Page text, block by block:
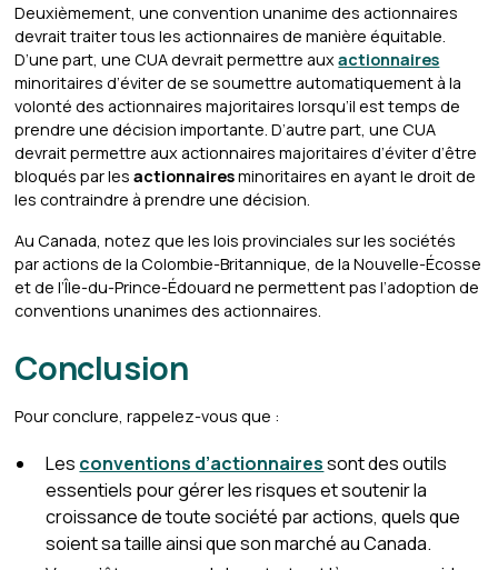
Deuxièmement, une convention unanime des actionnaires
devrait traiter tous les actionnaires de manière équitable.
D’une part, une CUA devrait permettre auxactionnaires
minoritaires d’éviter de se soumettre automatiquement à la
volonté des actionnaires majoritaires lorsqu’il est temps de
prendre une décision importante. D’autre part, une CUA
devrait permettre aux actionnaires majoritaires d’éviter d’être
bloqués par lesactionnairesminoritaires en ayant le droit de
les contraindre à prendre une décision.
Au Canada, notez que les lois provinciales sur les sociétés
par actions de la Colombie-Britannique, de la Nouvelle-Écosse
et de l’Île-du-Prince-Édouard ne permettent pas l’adoption de
conventions unanimes des actionnaires.
Conclusion
Pour conclure, rappelez-vous que :
Les conventions d’actionnairessont des outils
essentiels pour gérer les risques et soutenir la
croissance de toute société par actions, quels que
soient sa taille ainsi que son marché au Canada.